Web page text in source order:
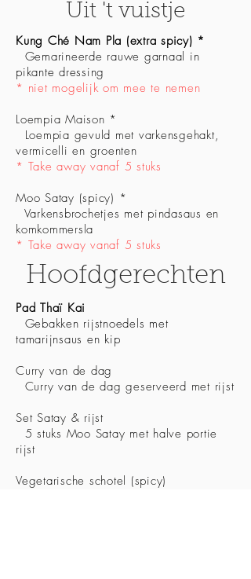
Uit 't vuistje
Kung Ché Nam Pla (extra spicy) *
Gemarineerde rauwe garnaal in
pikante dressing
* niet mogelijk om mee te nemen
Loempia Maison *
Loempia gevuld met varkensgehakt,
vermicelli en groenten
* Take away vanaf 5 stuks
Moo Satay (spicy) *
Varkensbrochetjes met pindasaus en
komkommersla
* Take away vanaf 5 stuks
Hoofdgerechten
Pad Thaï Kai
Gebakken rijstnoedels met
tamarijnsaus en kip
Curry van de dag
Curry van de dag geserveerd met rijst
Set Satay & rijst
5 stuks Moo Satay met halve portie
rijst
Vegetarische schotel (spicy)